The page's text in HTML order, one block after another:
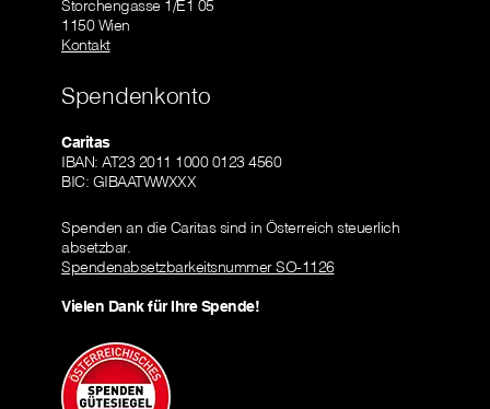
Storchengasse 1/E1 05
1150 Wien
Kontakt
Spendenkonto
Caritas
IBAN: AT23 2011 1000 0123 4560
BIC: GIBAATWWXXX
Spenden an die Caritas sind in Österreich steuerlich
absetzbar.
Spendenabsetzbarkeitsnummer SO-1126
Vielen Dank für Ihre Spende!